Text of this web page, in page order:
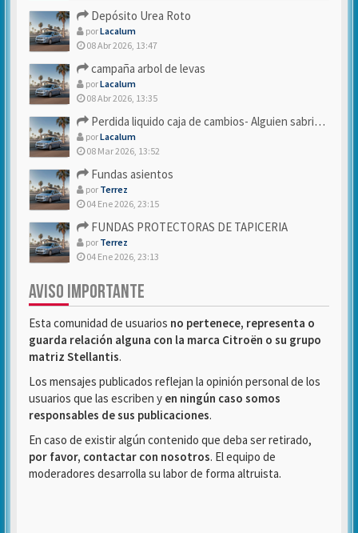
Depósito Urea Roto
porLacalum
08 Abr 2026, 13:47
campaña arbol de levas
porLacalum
08 Abr 2026, 13:35
Perdida liquido caja de cambios- Alguien sabria decirme
porLacalum
08 Mar 2026, 13:52
Fundas asientos
por Terrez
04 Ene 2026, 23:15
FUNDAS PROTECTORAS DE TAPICERIA
por Terrez
04 Ene 2026, 23:13
AVISO IMPORTANTE
Esta comunidad de usuarios no pertenece, representa o
guarda relación alguna con la marca Citroën o su grupo
matriz Stellantis.
Los mensajes publicados reflejan la opinión personal de los
usuarios que las escriben y en ningún caso somos
responsables de sus publicaciones.
En caso de existir algún contenido que deba ser retirado,
por favor, contactar con nosotros. El equipo de
moderadores desarrolla su labor de forma altruista.